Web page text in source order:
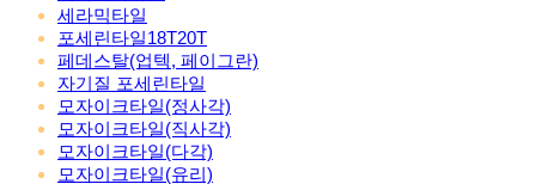
세라믹타일
포세린타일18T20T
페데스탈(업텍, 페이그란)
자기질 포세린타일
모자이크타일(정사각)
모자이크타일(직사각)
모자이크타일(다각)
모자이크타일(유리)